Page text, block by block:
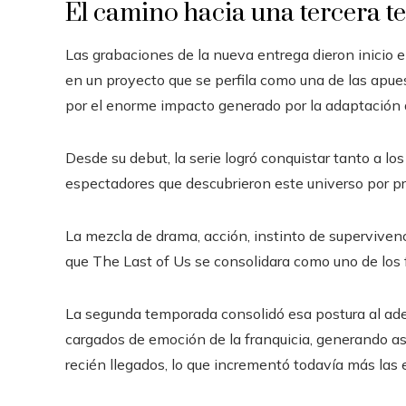
El camino hacia una tercera
Las grabaciones de la nueva entrega dieron inicio
en un proyecto que se perfila como una de las
por el enorme impacto generado por la
Desde su debut, la serie logró conquistar tanto a
espectadores que descubrieron este universo por
La mezcla de drama, acción, instinto de
que The Last of Us se consolidara como uno de
La segunda temporada consolidó esa postura al
cargados de emoción de la franquicia, generando
recién llegados, lo que incrementó todavía más